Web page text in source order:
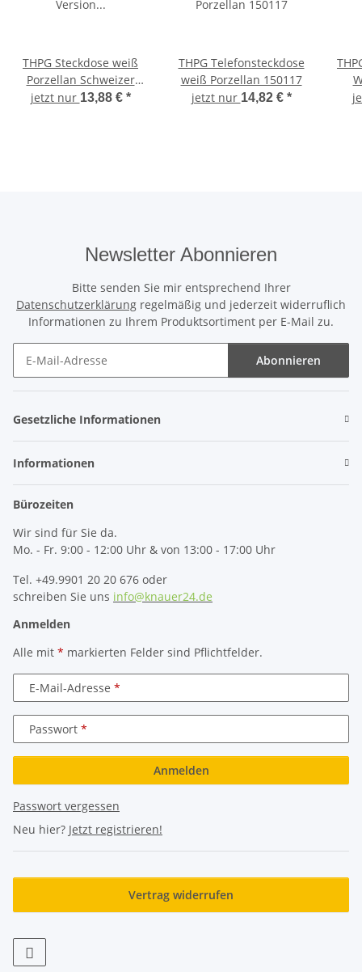
THPG Steckdose weiß
Porzellan Schweizer
Version 100873 -->
jetzt nur 13,88 € *
THPG Telefonsteckdose
weiß Porzellan 150117
jetzt nur 14,82 € *
Newsletter Abonnieren
Bitte senden Sie mir entsprechend Ihrer
Datenschutzerklärung regelmäßig und jederzeit widerruflich
Informationen zu Ihrem Produktsortiment per E-Mail zu.
Abonnieren
Gesetzliche Informationen
Informationen
Bürozeiten
Wir sind für Sie da.
Mo. - Fr. 9:00 - 12:00 Uhr & von 13:00 - 17:00 Uhr
Tel. +49.9901 20 20 676 oder
schreiben Sie uns info@knauer24.de
Anmelden
Alle mit * markierten Felder sind Pflichtfelder.
E-Mail-Adresse
Passwort
Anmelden
Passwort vergessen
Neu hier? Jetzt registrieren!
Vertrag widerrufen